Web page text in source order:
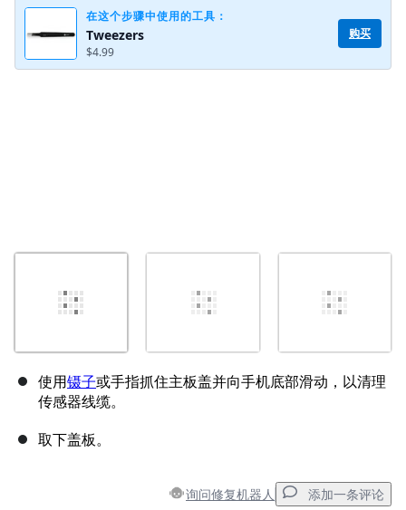
在这个步骤中使用的工具：
Tweezers
$4.99
购买
使用镊子或手指抓住主板盖并向手机底部滑动，以清理
传感器线缆。
取下盖板。
询问修复机器人 添加一条评论